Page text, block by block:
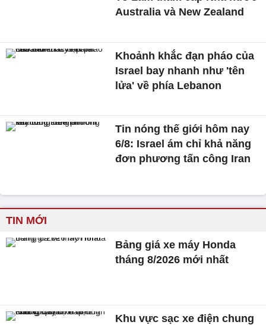
Australia và New Zealand
Khoảnh khắc đạn pháo của
Israel bay nhanh như 'tên
lửa' về phía Lebanon
Tin nóng thế giới hôm nay
6/8: Israel ám chỉ khả năng
đơn phương tấn công Iran
TIN MỚI
Bảng giá xe máy Honda
tháng 8/2026 mới nhất
Khu vực sạc xe điện chung